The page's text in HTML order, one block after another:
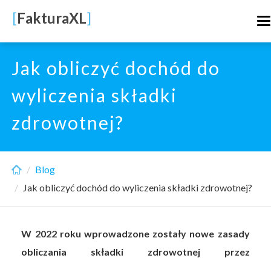
main
content
[FakturaXL]
Jak obliczyć dochód do
wyliczenia składki
zdrowotnej?
Blog
Jak obliczyć dochód do wyliczenia składki zdrowotnej?
W 2022 roku wprowadzone zostały nowe zasady
obliczania składki zdrowotnej przez